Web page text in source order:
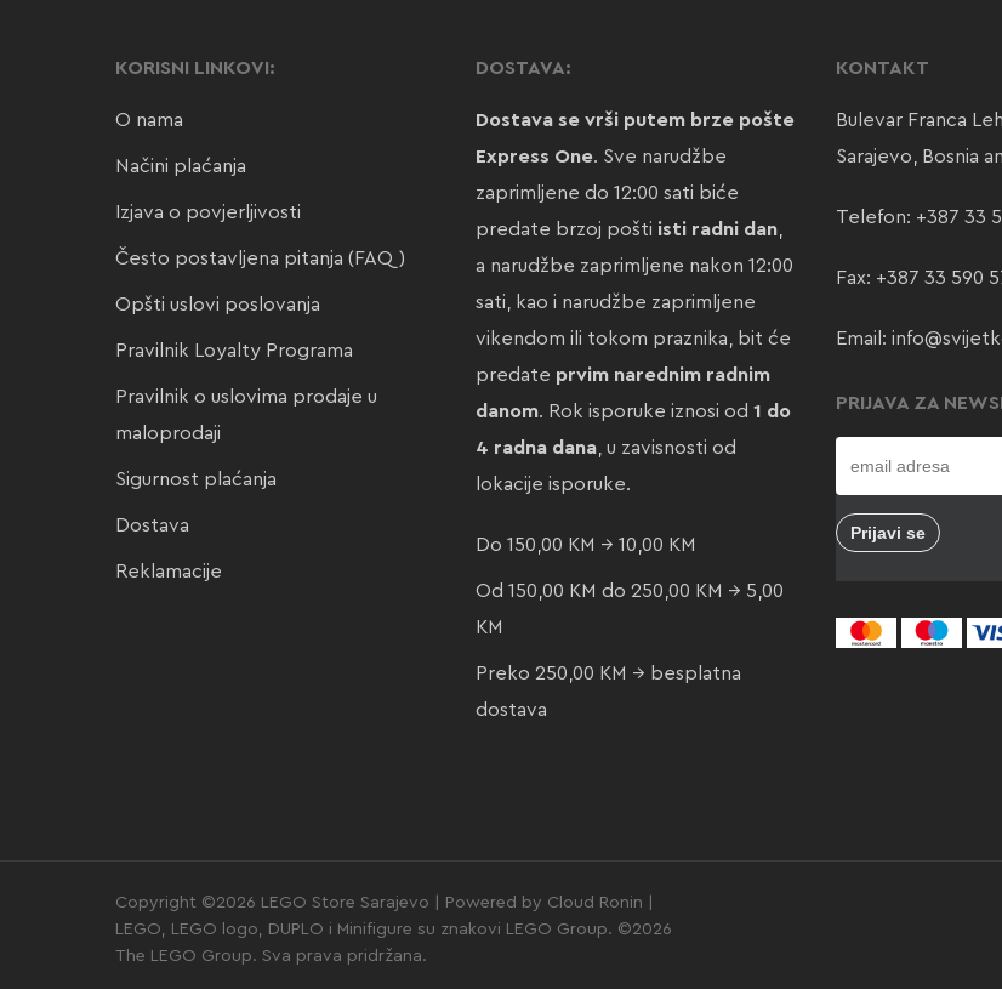
KORISNI LINKOVI:
O nama
Načini plaćanja
Izjava o povjerljivosti
Često postavljena pitanja (FAQ)
Opšti uslovi poslovanja
Pravilnik Loyalty Programa
Pravilnik o uslovima prodaje u
maloprodaji
Sigurnost plaćanja
Dostava
Reklamacije
DOSTAVA:
Dostava se vrši putem brze pošte
Express One. Sve narudžbe
zaprimljene do 12:00 sati biće
predate brzoj pošti isti radni dan,
a narudžbe zaprimljene nakon 12:00
sati, kao i narudžbe zaprimljene
vikendom ili tokom praznika, bit će
predate prvim narednim radnim
danom. Rok isporuke iznosi od 1 do
4 radna dana, u zavisnosti od
lokacije isporuke.
Do 150,00 KM → 10,00 KM
Od 150,00 KM do 250,00 KM → 5,00
KM
Preko 250,00 KM → besplatna
dostava
KONTAKT
Bulevar Franca
Sarajevo, Bosnia
Telefon: +387 33
Fax: +387 33 590
Email:
PRIJAVA ZA
Copyright ©2026 LEGO Store Sarajevo | Powered by Cloud Ronin |
LEGO, LEGO logo, DUPLO i Minifigure su znakovi LEGO Group. ©2026
The LEGO Group. Sva prava pridržana.